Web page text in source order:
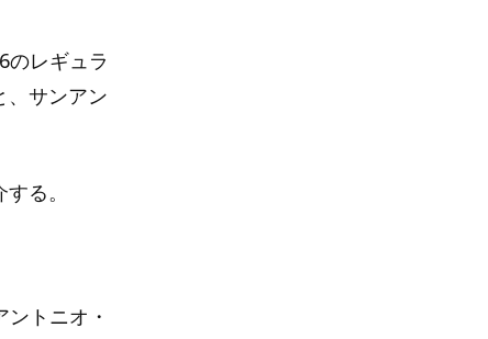
のレギュラ
、サンアン
る。
トニオ・